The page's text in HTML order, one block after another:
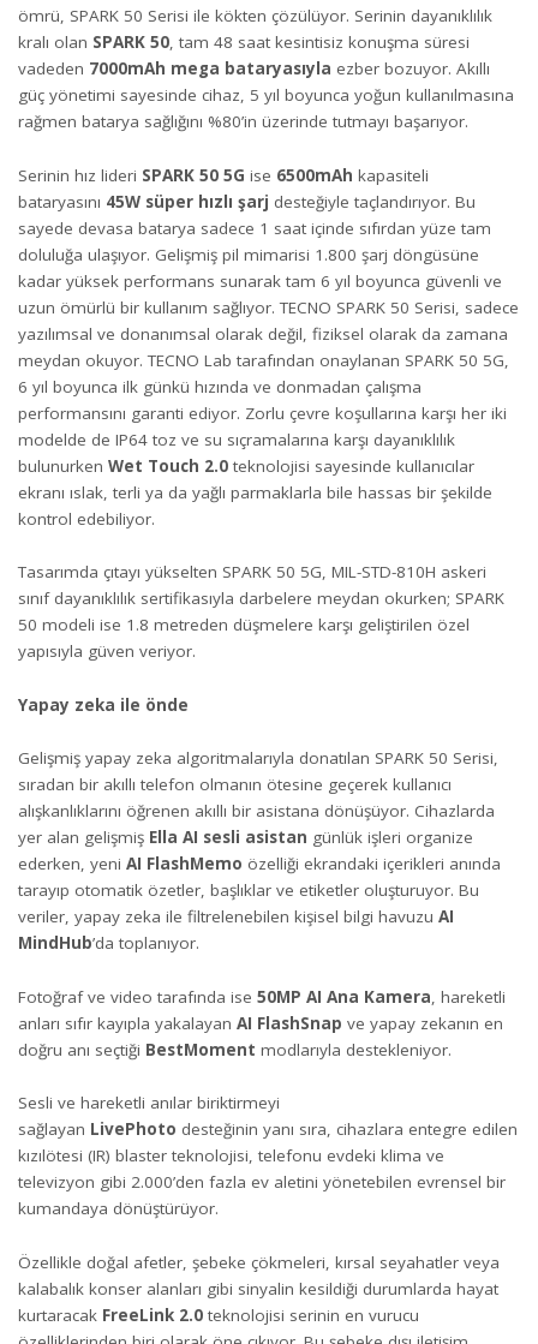
ömrü, SPARK 50 Serisi ile kökten çözülüyor. Serinin dayanıklılık
kralı olan SPARK 50, tam 48 saat kesintisiz konuşma süresi
vadeden 7000mAh mega bataryasıyla ezber bozuyor. Akıllı
güç yönetimi sayesinde cihaz, 5 yıl boyunca yoğun kullanılmasına
rağmen batarya sağlığını %80’in üzerinde tutmayı başarıyor.
Serinin hız lideri SPARK 50 5G ise 6500mAh kapasiteli
bataryasını 45W süper hızlı şarj desteğiyle taçlandırıyor. Bu
sayede devasa batarya sadece 1 saat içinde sıfırdan yüze tam
doluluğa ulaşıyor. Gelişmiş pil mimarisi 1.800 şarj döngüsüne
kadar yüksek performans sunarak tam 6 yıl boyunca güvenli ve
uzun ömürlü bir kullanım sağlıyor. TECNO SPARK 50 Serisi, sadece
yazılımsal ve donanımsal olarak değil, fiziksel olarak da zamana
meydan okuyor. TECNO Lab tarafından onaylanan SPARK 50 5G,
6 yıl boyunca ilk günkü hızında ve donmadan çalışma
performansını garanti ediyor. Zorlu çevre koşullarına karşı her iki
modelde de IP64 toz ve su sıçramalarına karşı dayanıklılık
bulunurken Wet Touch 2.0 teknolojisi sayesinde kullanıcılar
ekranı ıslak, terli ya da yağlı parmaklarla bile hassas bir şekilde
kontrol edebiliyor.
Tasarımda çıtayı yükselten SPARK 50 5G, MIL-STD-810H askeri
sınıf dayanıklılık sertifikasıyla darbelere meydan okurken; SPARK
50 modeli ise 1.8 metreden düşmelere karşı geliştirilen özel
yapısıyla güven veriyor.
Yapay zeka ile önde
Gelişmiş yapay zeka algoritmalarıyla donatılan SPARK 50 Serisi,
sıradan bir akıllı telefon olmanın ötesine geçerek kullanıcı
alışkanlıklarını öğrenen akıllı bir asistana dönüşüyor. Cihazlarda
yer alan gelişmiş Ella AI sesli asistan günlük işleri organize
ederken, yeni AI FlashMemo özelliği ekrandaki içerikleri anında
tarayıp otomatik özetler, başlıklar ve etiketler oluşturuyor. Bu
veriler, yapay zeka ile filtrelenebilen kişisel bilgi havuzu AI
MindHub’da toplanıyor.
Fotoğraf ve video tarafında ise 50MP AI Ana Kamera , hareketli
anları sıfır kayıpla yakalayan AI FlashSnap ve yapay zekanın en
doğru anı seçtiği BestMoment modlarıyla destekleniyor.
Sesli ve hareketli anılar biriktirmeyi
sağlayan LivePhoto desteğinin yanı sıra, cihazlara entegre edilen
kızılötesi (IR) blaster teknolojisi, telefonu evdeki klima ve
televizyon gibi 2.000’den fazla ev aletini yönetebilen evrensel bir
kumandaya dönüştürüyor.
Özellikle doğal afetler, şebeke çökmeleri, kırsal seyahatler veya
kalabalık konser alanları gibi sinyalin kesildiği durumlarda hayat
kurtaracak FreeLink 2.0 teknolojisi serinin en vurucu